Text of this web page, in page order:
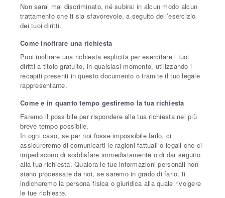
Non sarai mai discriminato, né subirai in alcun modo alcun
trattamento che ti sia sfavorevole, a seguito dell’esercizio
dei tuoi diritti.
Come inoltrare una richiesta
Puoi inoltrare una richiesta esplicita per esercitare i tuoi
diritti a titolo gratuito, in qualsiasi momento, utilizzando i
recapiti presenti in questo documento o tramite il tuo legale
rappresentante.
Come e in quanto tempo gestiremo la tua richiesta
Faremo il possibile per rispondere alla tua richiesta nel più
breve tempo possibile.
In ogni caso, se per noi fosse impossibile farlo, ci
assicureremo di comunicarti le ragioni fattuali o legali che ci
impediscono di soddisfare immediatamente o di dar seguito
alla tua richiesta. Qualora le tue informazioni personali non
siano processate da noi, se saremo in grado di farlo, ti
indicheremo la persona fisica o giuridica alla quale rivolgere
le tue richieste.